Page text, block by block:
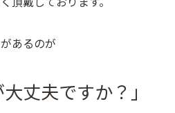
あるのが
丈夫ですか？」